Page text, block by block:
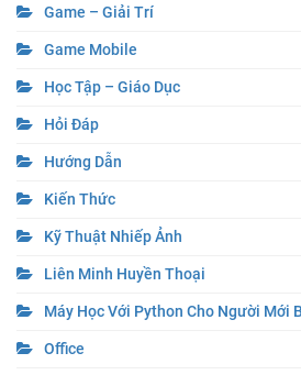
Game – Giải Trí
Game Mobile
Học Tập – Giáo Dục
Hỏi Đáp
Hướng Dẫn
Kiến Thức
Kỹ Thuật Nhiếp Ảnh
Liên Minh Huyền Thoại
Máy Học Với Python Cho Người Mới
Office